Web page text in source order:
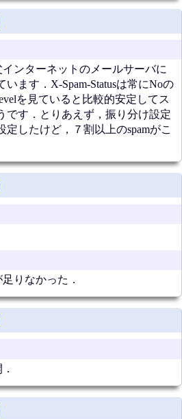
ンターネットのメールサーバに
ます．X-Spam-Statusは常にNoの
を見ていると比較的安定してス
です．とりあえず，振り分け設定
定したけど，７割以上のspamがこ
りなかった．